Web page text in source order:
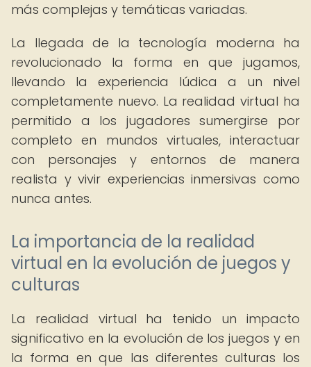
más complejas y temáticas variadas.
La llegada de la tecnología moderna ha
revolucionado la forma en que jugamos,
llevando la experiencia lúdica a un nivel
completamente nuevo. La realidad virtual ha
permitido a los jugadores sumergirse por
completo en mundos virtuales, interactuar
con personajes y entornos de manera
realista y vivir experiencias inmersivas como
nunca antes.
La importancia de la realidad
virtual en la evolución de juegos y
culturas
La realidad virtual ha tenido un impacto
significativo en la evolución de los juegos y en
la forma en que las diferentes culturas los